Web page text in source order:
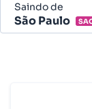
Saindo de
São Paulo
Belo Horizonte